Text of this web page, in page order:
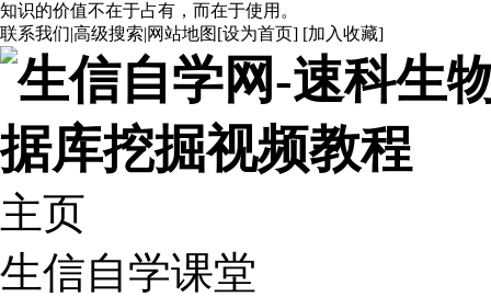
知识的价值不在于占有，而在于使用。
联系我们|高级搜索|网站地图[设为首页] [加入收藏]
主页
生信自学课堂